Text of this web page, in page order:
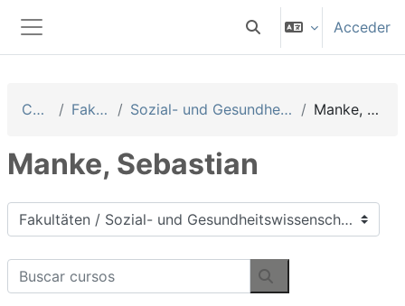
Panel lateral
Selector de búsqueda
Acceder
Cursos Fakultäten Sozial- und Gesundheitswissenschaften Manke, Sebastian
Manke, Sebastian
Categorías
Buscar cursos
Buscar cursos